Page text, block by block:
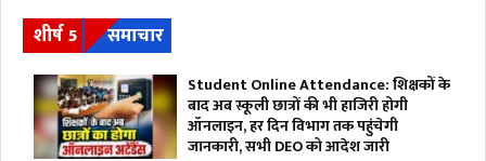
शीर्ष 5 समाचार
Student Online Attendance: शिक्षकों के
बाद अब स्कूली छात्रों की भी हाजिरी होगी
ऑनलाइन, हर दिन विभाग तक पहुंचेगी
जानकारी, सभी DEO को आदेश जारी